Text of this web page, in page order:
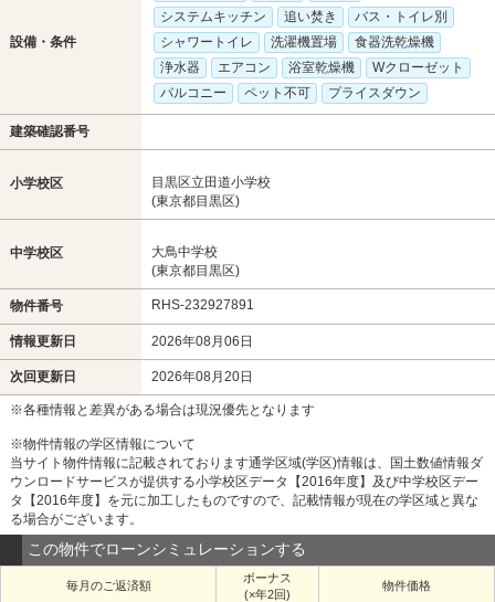
設備・条件
システムキッチン
追い焚き
バス・トイレ別
シャワートイレ
洗濯機置場
食器洗乾燥機
浄水器
エアコン 浴室乾燥機
Wクローゼット
バルコニー
ペット不可 プライスダウン
建築確認番号
小学校区
目黒区立田道小学校
(東京都目黒区)
中学校区
大鳥中学校
(東京都目黒区)
物件番号 RHS-232927891
情報更新日 2026年08月06日
次回更新日 2026年08月20日
※各種情報と差異がある場合は現況優先となります
※物件情報の学区情報について
当サイト物件情報に記載されております通学区域(学区)情報は、国土数値情報ダ
ウンロードサービスが提供する小学校区データ【2016年度】及び中学校区デー
タ【2016年度】を元に加工したものですので、記載情報が現在の学区域と異な
る場合がございます。
この物件でローンシミュレーションする
毎月のご返済額
ボーナス
(×年2回)
物件価格